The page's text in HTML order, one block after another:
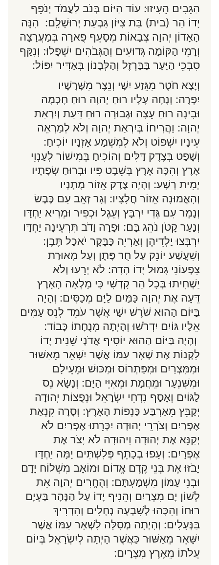
הַגֵּבִים הֵעִיזוּ: עוֹד הַיּוֹם בְּנֹב לַעֲמֹד יְנֹפֵף
יָדוֹ הַר (בית) בַּת צִיּוֹן גִּבְעַת יְרוּשָׁלִָם: הִנֵּה
הָאָדוֹן יְהוָה צְבָאוֹת מְסָעֵף פֻּארָה בְּמַעֲרָצָה
וְרָמֵי הַקּוֹמָה גְּדוּעִים וְהַגְּבֹהִים יִשְׁפָּלוּ: וְנִקַּף
סִבְכֵי הַיַּעַר בַּבַּרְזֶל וְהַלְּבָנוֹן בְּאַדִּיר יִפּוֹל:
וְיָצָא חֹטֶר מִגֵּזַע יִשָׁי וְנֵצֶר מִשָּׁרָשָׁיו
יִפְרֶה: וְנָחָה עָלָיו רוּחַ יְהוָה רוּחַ חָכְמָה
וּבִינָה רוּחַ עֵצָה וּגְבוּרָה רוּחַ דַּעַת וְיִרְאַת
יְהוָה: וַהֲרִיחוֹ בְּיִרְאַת יְהוָה וְלֹא לְמַרְאֵה
עֵינָיו יִשְׁפּוֹט וְלֹא לְמִשְׁמַע אָזְנָיו יוֹכִיחַ:
וְשָׁפַט בְּצֶדֶק דַּלִּים וְהוֹכִיחַ בְּמִישׁוֹר לְעַנְוֵי
אָרֶץ וְהִכָּה אֶרֶץ בְּשֵׁבֶט פִּיו וּבְרוּחַ שְׂפָתָיו
יָמִית רָשָׁע: וְהָיָה צֶדֶק אֵזוֹר מָתְנָיו
וְהָאֱמוּנָה אֵזוֹר חֲלָצָיו: וְגָר זְאֵב עִם כֶּבֶשׂ
וְנָמֵר עִם גְּדִי יִרְבָּץ וְעֵגֶל וּכְפִיר וּמְרִיא יַחְדָּו
וְנַעַר קָטֹן נֹהֵג בָּם: וּפָרָה וָדֹב תִּרְעֶינָה יַחְדָּו
יִרְבְּצוּ יַלְדֵיהֶן וְאַרְיֵה כַּבָּקָר יֹאכַל תֶּבֶן:
וְשִׁעֲשַׁע יוֹנֵק עַל חֻר פָּתֶן וְעַל מְאוּרַת
צִפְעוֹנִי גָּמוּל יָדוֹ הָדָה: לֹא יָרֵעוּ וְלֹא
יַשְׁחִיתוּ בְּכָל הַר קָדְשִׁי כִּי מָלְאָה הָאָרֶץ
דֵּעָה אֶת יְהוָה כַּמַּיִם לַיָּם מְכַסִּים: וְהָיָה
בַּיּוֹם הַהוּא שֹׁרֶשׁ יִשַׁי אֲשֶׁר עֹמֵד לְנֵס עַמִּים
אֵלָיו גּוֹיִם יִדְרֹשׁוּ וְהָיְתָה מְנֻחָתוֹ כָּבוֹד:
וְהָיָה בַּיּוֹם הַהוּא יוֹסִיף אֲדֹנָי שֵׁנִית יָדוֹ
לִקְנוֹת אֶת שְׁאָר עַמּוֹ אֲשֶׁר יִשָּׁאֵר מֵאַשּׁוּר
וּמִמִּצְרַיִם וּמִפַּתְרוֹס וּמִכּוּשׁ וּמֵעֵילָם
וּמִשִּׁנְעָר וּמֵחֲמָת וּמֵאִיֵּי הַיָּם: וְנָשָׂא נֵס
לַגּוֹיִם וְאָסַף נִדְחֵי יִשְׂרָאֵל וּנְפֻצוֹת יְהוּדָה
יְקַבֵּץ מֵאַרְבַּע כַּנְפוֹת הָאָרֶץ: וְסָרָה קִנְאַת
אֶפְרַיִם וְצֹרְרֵי יְהוּדָה יִכָּרֵתוּ אֶפְרַיִם לֹא
יְקַנֵּא אֶת יְהוּדָה וִיהוּדָה לֹא יָצֹר אֶת
אֶפְרָיִם: וְעָפוּ בְכָתֵף פְּלִשְׁתִּים יָמָּה יַחְדָּו
יָבֹזּוּ אֶת בְּנֵי קֶדֶם אֱדוֹם וּמוֹאָב מִשְׁלוֹח יָדָם
וּבְנֵי עַמּוֹן מִשְׁמַעְתָּם: וְהֶחֱרִים יְהוָה אֵת
לְשׁוֹן יָם מִצְרַיִם וְהֵנִיף יָדוֹ עַל הַנָּהָר בַּעְיָם
רוּחוֹ וְהִכָּהוּ לְשִׁבְעָה נְחָלִים וְהִדְרִיךְ
בַּנְּעָלִים: וְהָיְתָה מְסִלָּה לִשְׁאָר עַמּוֹ אֲשֶׁר
יִשָּׁאֵר מֵאַשּׁוּר כַּאֲשֶׁר הָיְתָה לְיִשְׂרָאֵל בְּיוֹם
עֲלֹתוֹ מֵאֶרֶץ מִצְרָיִם: